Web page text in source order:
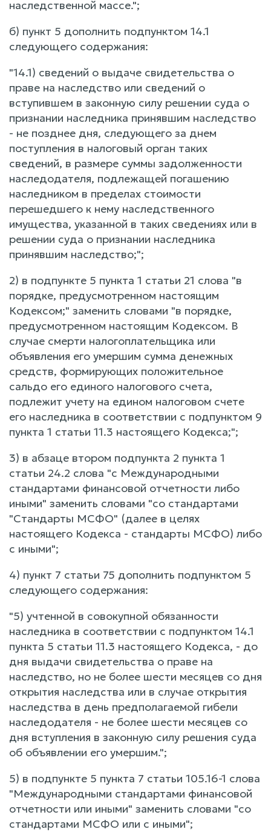
наследственной массе.";
б) пункт 5 дополнить подпунктом 14.1
следующего содержания:
"14.1) сведений о выдаче свидетельства о
праве на наследство или сведений о
вступившем в законную силу решении суда о
признании наследника принявшим наследство
- не позднее дня, следующего за днем
поступления в налоговый орган таких
сведений, в размере суммы задолженности
наследодателя, подлежащей погашению
наследником в пределах стоимости
перешедшего к нему наследственного
имущества, указанной в таких сведениях или в
решении суда о признании наследника
принявшим наследство;";
2) в подпункте 5 пункта 1 статьи 21 слова "в
порядке, предусмотренном настоящим
Кодексом;" заменить словами "в порядке,
предусмотренном настоящим Кодексом. В
случае смерти налогоплательщика или
объявления его умершим сумма денежных
средств, формирующих положительное
сальдо его единого налогового счета,
подлежит учету на едином налоговом счете
его наследника в соответствии с подпунктом 9
пункта 1 статьи 11.3 настоящего Кодекса;";
3) в абзаце втором подпункта 2 пункта 1
статьи 24.2 слова "с Международными
стандартами финансовой отчетности либо
иными" заменить словами "со стандартами
"Стандарты МСФО" (далее в целях
настоящего Кодекса - стандарты МСФО) либо
с иными";
4) пункт 7 статьи 75 дополнить подпунктом 5
следующего содержания:
"5) учтенной в совокупной обязанности
наследника в соответствии с подпунктом 14.1
пункта 5 статьи 11.3 настоящего Кодекса, - до
дня выдачи свидетельства о праве на
наследство, но не более шести месяцев со дня
открытия наследства или в случае открытия
наследства в день предполагаемой гибели
наследодателя - не более шести месяцев со
дня вступления в законную силу решения суда
об объявлении его умершим.";
5) в подпункте 5 пункта 7 статьи 105.16-1 слова
"Международными стандартами финансовой
отчетности или иными" заменить словами "со
стандартами МСФО или с иными";